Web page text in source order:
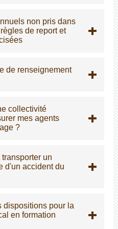
non pris dans
de report et
de renseignement
collectivité
mes agents
?
un
d'un accident du
dispositions pour la
en formation